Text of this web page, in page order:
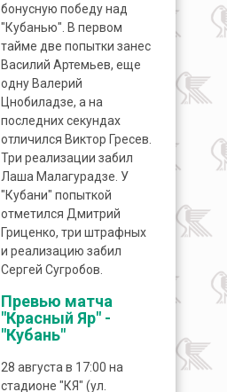
бонусную победу над
"Кубанью". В первом
тайме две попытки занес
Василий Артемьев, еще
одну Валерий
Цнобиладзе, а на
последних секундах
отличился Виктор Гресев.
Три реализации забил
Лаша Малагурадзе. У
"Кубани" попыткой
отметился Дмитрий
Гриценко, три штрафных
и реализацию забил
Сергей Сугробов.
Превью матча
"Красный Яр" -
"Кубань"
28 августа в 17:00 на
стадионе "КЯ" (ул.